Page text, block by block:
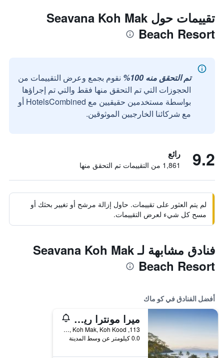
تقييمات حول Seavana Koh Mak
Beach Resort
تم التحقق منه 100%
نقوم بجمع وعرض التقييمات من
الحجوزات التي تم التحقق منها فقط والتي تم إجراؤها
بواسطة مستخدمين حقيقيين مع HotelsCombined أو
مع شركائنا الخارجيين الموثوقين.
9.2 رائع
1,861 من التقييمات تم التحقق منها
لم يتم العثور على تقييمات. حاول إزالة مرشح أو تغيير بحثك أو
مسح كل شيء لعرض التقييمات.
فنادق مشابهة لـ Seavana Koh Mak
Beach Resort
أفضل الفنادق في كو ماك
ميرا مونترا ريزورت كوه ماك
113, Moo 1, Koh Mak, Koh Kood, كو ماك, تايلاند
0.0 كيلومتر عن وسط المدينة